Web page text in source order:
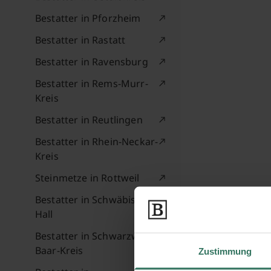
Zustimmung
Bestatter in Pforzheim
Bestatter in Rastatt
Bestatter in Ravensburg
Bestatter in Rems-Murr-
Kreis
Bestatter in Reutlingen
Bestatter in Rhein-Neckar-
Kreis
Steinmetze in Rottweil
Bestatter in Schwäbisch
Hall
Bestatter in Schwarzwald-
Baar-Kreis